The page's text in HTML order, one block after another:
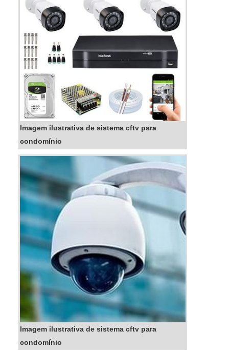
Imagem ilustrativa de sistema cftv para
condomínio
Imagem ilustrativa de sistema cftv para
condomínio